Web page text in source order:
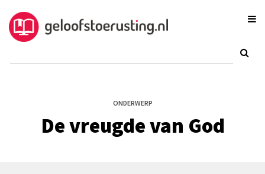
ONDERWERP
De vreugde van God